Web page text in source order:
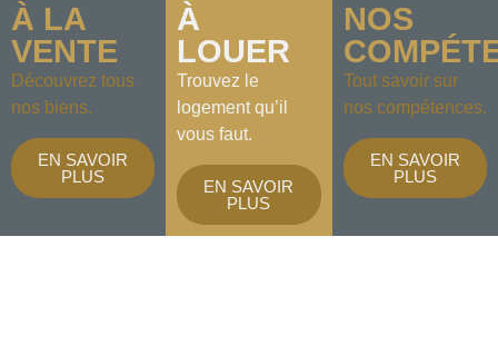
À LA
VENTE
Découvrez tous
nos biens.
EN SAVOIR
PLUS
À
LOUER
Trouvez le
logement qu’il
vous faut.
EN SAVOIR
PLUS
NOS
Tout savoir sur
nos compétences.
EN SAVOIR
PLUS